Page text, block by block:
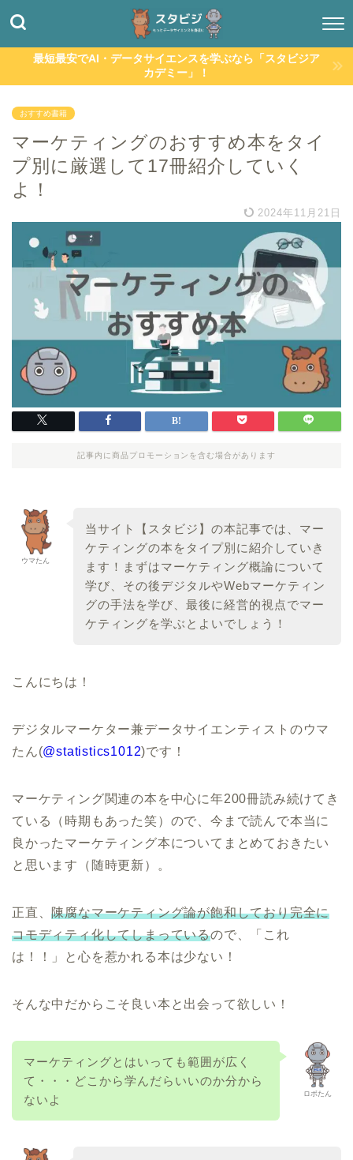
最短最安でAI・データサイエンスを学ぶなら「スタビジア
カデミー」！
おすすめ書籍
マーケティングのおすすめ本をタイ
プ別に厳選して17冊紹介していく
よ！
2024年11月21日
記事内に商品プロモーションを含む場合があります
ウマたん
当サイト【スタビジ】の本記事では、マー
ケティングの本をタイプ別に紹介していき
ます！まずはマーケティング概論について
学び、その後デジタルやWebマーケティン
グの手法を学び、最後に経営的視点でマー
ケティングを学ぶとよいでしょう！
こんにちは！
デジタルマーケター兼データサイエンティストのウマ
たん(@statistics1012)です！
マーケティング関連の本を中心に年200冊読み続けてき
ている（時期もあった笑）ので、今まで読んで本当に
良かったマーケティング本についてまとめておきたい
と思います（随時更新）。
正直、陳腐なマーケティング論が飽和しており完全に
コモディティ化してしまっているので、「これ
は！！」と心を惹かれる本は少ない！
そんな中だからこそ良い本と出会って欲しい！
ロボたん
マーケティングとはいっても範囲が広く
て・・・どこから学んだらいいのか分から
ないよ